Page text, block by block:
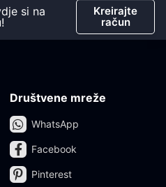
si na
Kreirajte
račun
Društvene mreže
WhatsApp
Facebook
Pinterest